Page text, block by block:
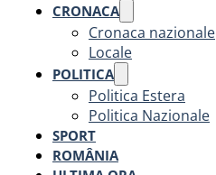
CRONACA
Cronaca nazionale
Locale
POLITICA
Politica Estera
Politica Nazionale
SPORT
ROMÂNIA